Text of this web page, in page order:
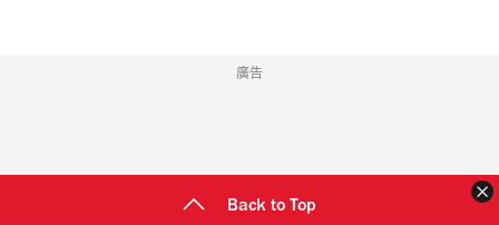
廣告
Back to Top